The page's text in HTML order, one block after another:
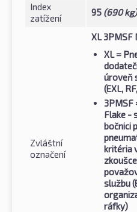
Index
zatížení
95 (690 kg)
Zvláštní
označení
XL 3PMSF
XL=
úroveň
(EXL,
3PMSF
Flake -
bočnici
kritéria
službu
ráfky)